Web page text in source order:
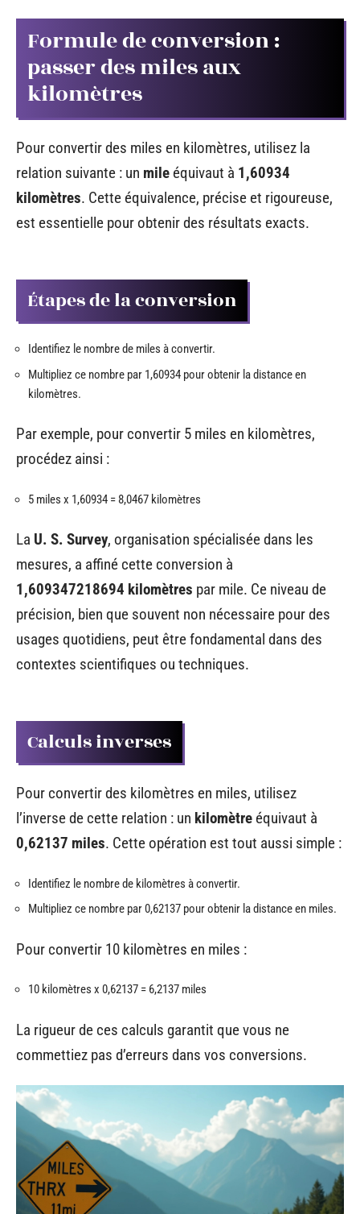
Formule de conversion :
passer des miles aux
kilomètres
Pour convertir des miles en kilomètres, utilisez la
relation suivante : un mile équivaut à 1,60934
kilomètres. Cette équivalence, précise et rigoureuse,
est essentielle pour obtenir des résultats exacts.
Étapes de la conversion
Identifiez le nombre de miles à convertir.
Multipliez ce nombre par 1,60934 pour obtenir la distance en
kilomètres.
Par exemple, pour convertir 5 miles en kilomètres,
procédez ainsi :
5 miles x 1,60934 = 8,0467 kilomètres
La U. S. Survey, organisation spécialisée dans les
mesures, a affiné cette conversion à
1,609347218694 kilomètres par mile. Ce niveau de
précision, bien que souvent non nécessaire pour des
usages quotidiens, peut être fondamental dans des
contextes scientifiques ou techniques.
Calculs inverses
Pour convertir des kilomètres en miles, utilisez
l’inverse de cette relation : un kilomètre équivaut à
0,62137 miles. Cette opération est tout aussi simple :
Identifiez le nombre de kilomètres à convertir.
Multipliez ce nombre par 0,62137 pour obtenir la distance en miles.
Pour convertir 10 kilomètres en miles :
10 kilomètres x 0,62137 = 6,2137 miles
La rigueur de ces calculs garantit que vous ne
commettiez pas d’erreurs dans vos conversions.